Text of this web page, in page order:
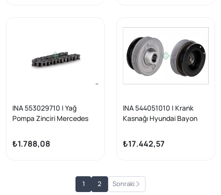
INA 553029710 | Yağ
Pompa Zinciri Mercedes
₺1.788,08
INA 544051010 | Krank
Kasnağı Hyundai Bayon
20-Kia Rio IV Yb Stonıc 20-
1.0 T-GDI
₺17.442,57
1 2 Sonraki